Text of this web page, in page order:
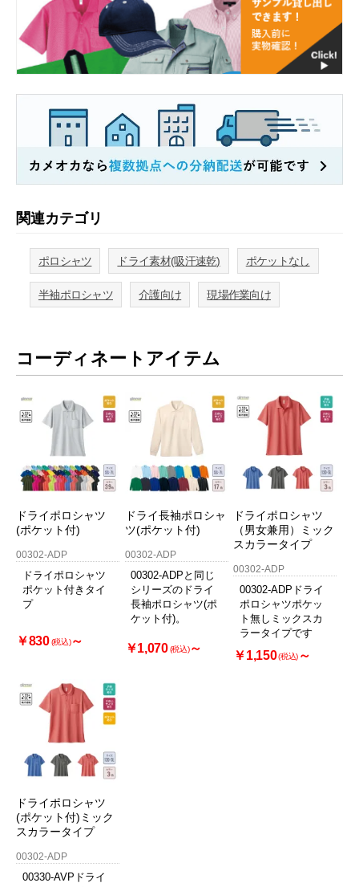
関連カテゴリ
ポロシャツ ドライ素材(吸汗速乾) ポケットなし
半袖ポロシャツ 介護向け 現場作業向け
コーディネートアイテム
ドライポロシャツ
(ポケット付)
00302-ADP
ドライポロシャツ
ポケット付きタイ
プ
￥830 (税込)～
ドライ長袖ポロシャ
ツ(ポケット付)
00302-ADP
00302-ADPと同じ
シリーズのドライ
長袖ポロシャツ(ポ
ケット付)。
￥1,070 (税込)～
ドライポロシャツ
（男女兼用）ミック
スカラータイプ
00302-ADP
00302-ADPドライ
ポロシャツポケッ
ト無しミックスカ
ラータイプです
￥1,150(税込) ～
ドライポロシャツ
(ポケット付)ミック
スカラータイプ
00302-ADP
00330-AVPドライ